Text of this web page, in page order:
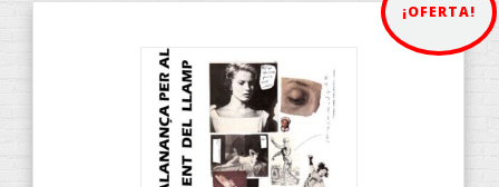
¡OFERTA!